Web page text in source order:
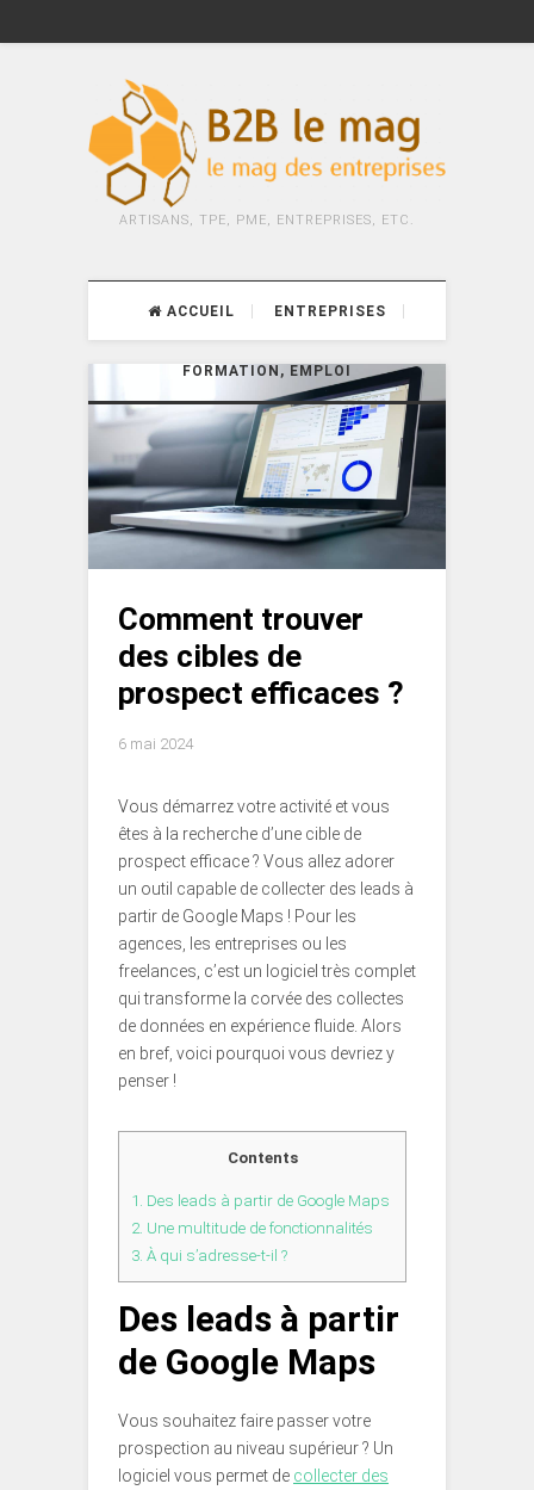
ARTISANS, TPE, PME, ENTREPRISES, ETC.
ACCUEIL ENTREPRISES
FORMATION, EMPLOI
Comment trouver
des cibles de
prospect efficaces ?
6 mai 2024
Vous démarrez votre activité et vous
êtes à la recherche d’une cible de
prospect efficace ? Vous allez adorer
un outil capable de collecter des leads à
partir de Google Maps ! Pour les
agences, les entreprises ou les
freelances, c’est un logiciel très complet
qui transforme la corvée des collectes
de données en expérience fluide. Alors
en bref, voici pourquoi vous devriez y
penser !
Contents
1. Des leads à partir de Google Maps
2. Une multitude de fonctionnalités
3. À qui s’adresse-t-il ?
Des leads à partir
de Google Maps
Vous souhaitez faire passer votre
prospection au niveau supérieur ? Un
logiciel vous permet de collecter des